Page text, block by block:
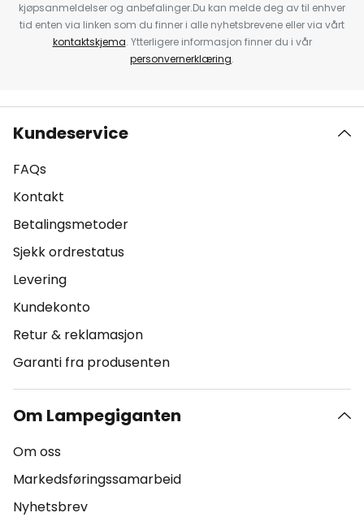
kjøpsanmeldelser og anbefalinger.Du kan melde deg av til enhver
tid enten via linken som du finner i alle nyhetsbrevene eller via vårt
kontaktskjema. Ytterligere informasjon finner du i vår
personvernerklæring.
Kundeservice
FAQs
Kontakt
Betalingsmetoder
Sjekk ordrestatus
Levering
Kundekonto
Retur & reklamasjon
Garanti fra produsenten
Om Lampegiganten
Om oss
Markedsføringssamarbeid
Nyhetsbrev